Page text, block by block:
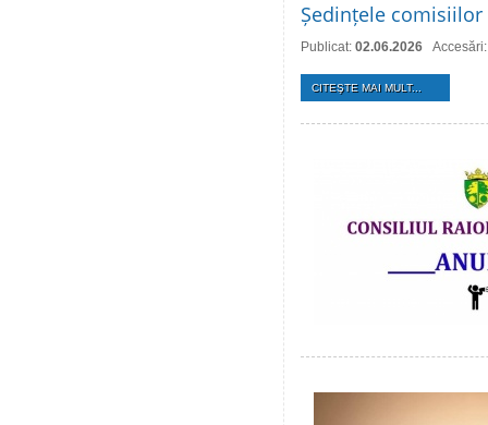
Ședințele
Publicat: 02.06.2026
CITEŞTE MAI MULT...